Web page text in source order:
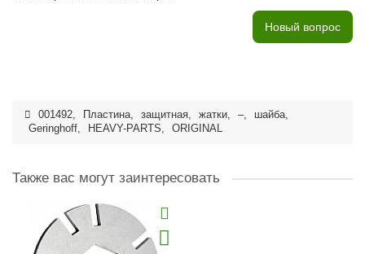
Новый вопрос
001492, Пластина, защитная, жатки, –, шайба,
Geringhoff, HEAVY-PARTS, ORIGINAL
Также вас могут заинтересовать